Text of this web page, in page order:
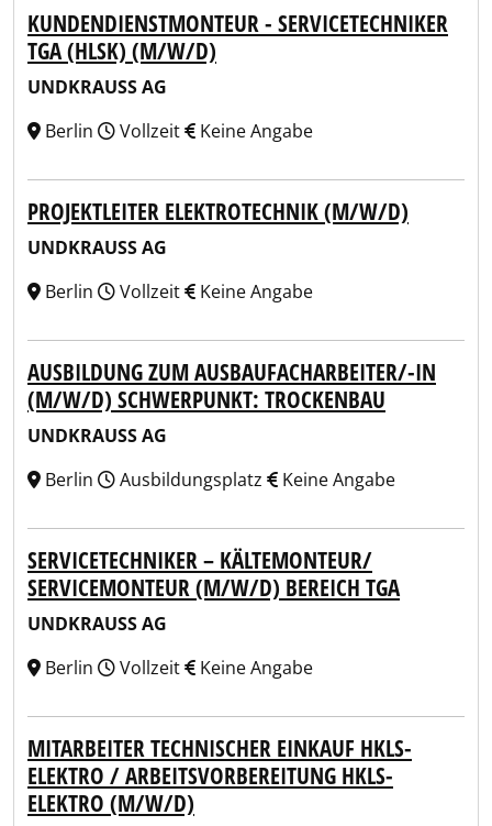
KUNDENDIENSTMONTEUR - SERVICETECHNIKER
TGA (HLSK) (M/W/D)
UNDKRAUSS AG
Berlin
Vollzeit Keine Angabe
PROJEKTLEITER ELEKTROTECHNIK (M/W/D)
UNDKRAUSS AG
Berlin
Vollzeit Keine Angabe
AUSBILDUNG ZUM AUSBAUFACHARBEITER/-IN
(M/W/D) SCHWERPUNKT: TROCKENBAU
UNDKRAUSS AG
Berlin
Ausbildungsplatz Keine Angabe
SERVICETECHNIKER – KÄLTEMONTEUR/
SERVICEMONTEUR (M/W/D) BEREICH TGA
UNDKRAUSS AG
Berlin
Vollzeit Keine Angabe
MITARBEITER TECHNISCHER EINKAUF HKLS-
ELEKTRO / ARBEITSVORBEREITUNG HKLS-
ELEKTRO (M/W/D)